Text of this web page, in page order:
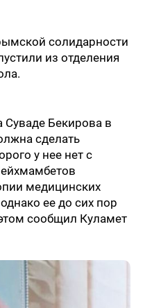
солидарности
из отделения
Суваде Бекирова в
сделать
у нее нет с
медицинских
ее до сих пор
сообщил Куламет